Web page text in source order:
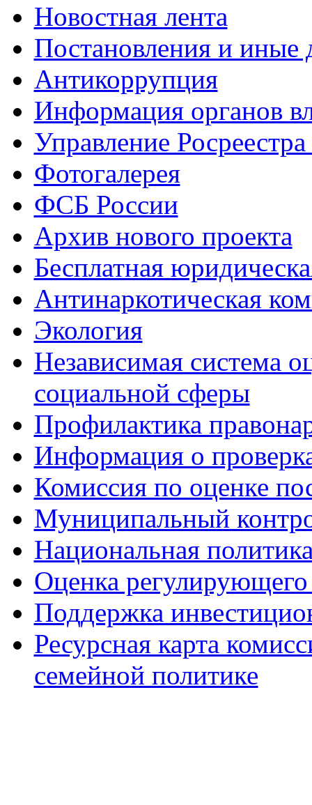
Новостная лента
Постановления и иные
Антикоррупция
Информация органов
Управление
Фотогалерея
ФСБ России
Архив нового проекта
Бесплатная
Антинаркотическая
Экология
Независимая система
социальной сферы
Профилактика
Информация о
Комиссия по оценке
Муниципальный
Национальная
Оценка регулирующего
Поддержка
Ресурсная карта
семейной политике